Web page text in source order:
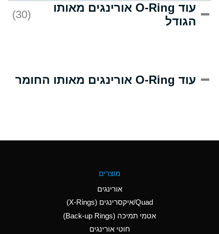
Acrlylonitrile
C
Adipic Acid
(Aqueous)
Aluminum Nitrate
(Aqueous)
Aluminum Phosphate
עוד O-Ring אורינגים מאותו
הגודל
(30)
עוד O-Ring אורינגים מאותו החומר
מוצרים
אורינגים
Quad/איקסרינגים (X-Rings)
אטמי תמיכה (Back-up Rings)
חוטי אורינגים